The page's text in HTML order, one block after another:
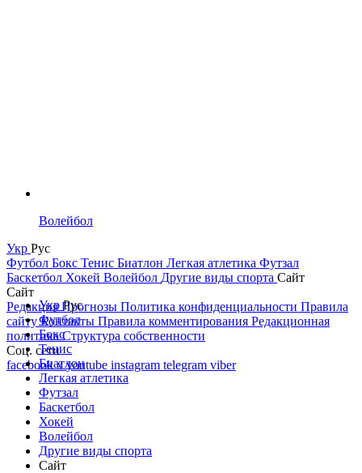
Волейбол
Укр Рус
Футбол Бокс Тенис Биатлон Легкая атлетика Футзал
Баскетбол Хокей Волейбол Другие виды спорта Сайт
Сайт
РедакцияПрогнозы Политика конфиденциальности Правила
сайтуКонтакты Правила комментирования Редакционная
политикаСтруктура собственности
Соц. сети
facebookxyoutube instagram telegram viber
УкрРус
Футбол
Бокс
Тенис
Биатлон
Легкая атлетика
Футзал
Баскетбол
Хокей
Волейбол
Другие виды спорта
Сайт